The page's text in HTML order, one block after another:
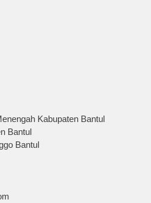
Kabupaten Bantul
Bantul
Bantul